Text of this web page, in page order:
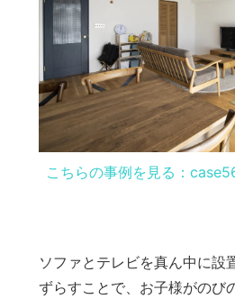
こちらの事例を見る：
ソファとテレビを真ん中に設
ずらすことで、お子様がのび